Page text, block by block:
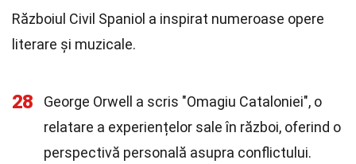
Războiul Civil Spaniol a inspirat numeroase opere
literare și muzicale.
28
George Orwell a scris "Omagiu Cataloniei", o
relatare a experiențelor sale în război, oferind o
perspectivă personală asupra conflictului.